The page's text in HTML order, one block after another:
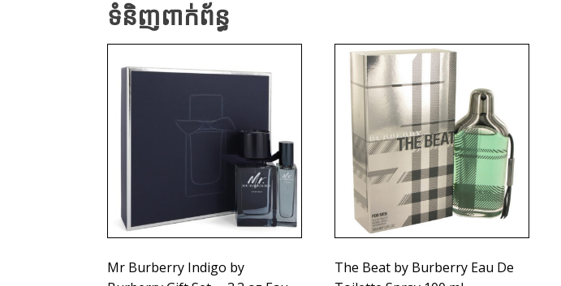
ទំនិញពាក់ព័ន្ធ
Mr Burberry Indigo by
The Beat by Burberry Eau De